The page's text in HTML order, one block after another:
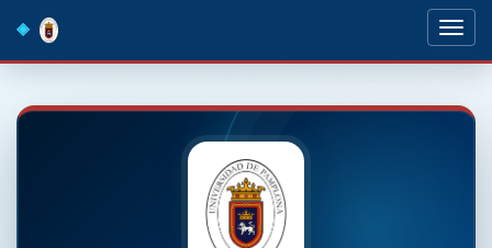
navigation